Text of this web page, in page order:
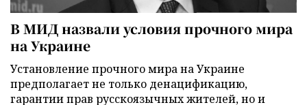
В МИД назвали условия прочного мира
на Украине
Установление прочного мира на Украине
предполагает не только денацификацию,
гарантии прав русскоязычных жителей, но и